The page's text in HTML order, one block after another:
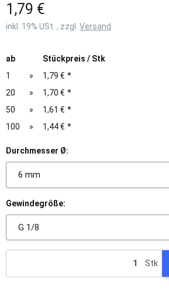
1,79 €
inkl. 19% USt. , zzgl. Versand
ab
Stückpreis / Stk
1
» 1,79 € *
20
» 1,70 € *
50
» 1,61 € *
100
» 1,44 € *
Durchmesser Ø:
6 mm
Gewindegröße:
G 1/8
Stk